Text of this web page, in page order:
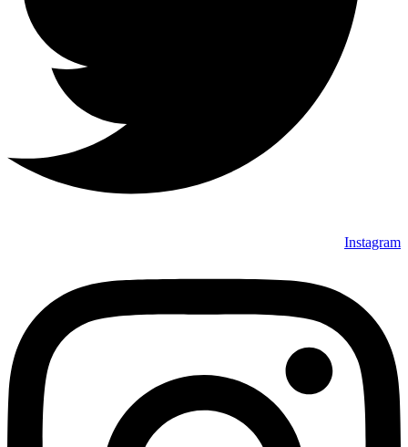
Instagram